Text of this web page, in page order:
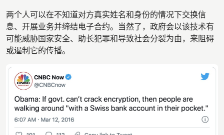
两个人可以在不知道对方真实姓名和身份的情况下交换信
息、开展业务并缔结电子合约。当然了，政府会以该技术有
可能威胁国家安全、助长犯罪和导致社会分裂为由，来阻碍
或遏制它的传播。